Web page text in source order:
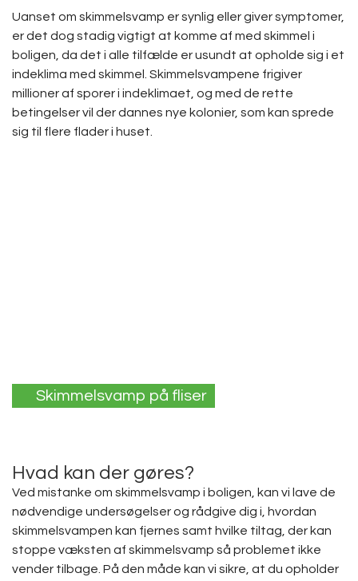
Uanset om skimmelsvamp er synlig eller giver symptomer,
er det dog stadig vigtigt at komme af med skimmel i
boligen, da det i alle tilfælde er usundt at opholde sig i et
indeklima med skimmel. Skimmelsvampene frigiver
millioner af sporer i indeklimaet, og med de rette
betingelser vil der dannes nye kolonier, som kan sprede
sig til flere flader i huset.
Skimmelsvamp på fliser
Hvad kan der gøres?
Ved mistanke om skimmelsvamp i boligen, kan vi lave de
nødvendige undersøgelser og rådgive dig i, hvordan
skimmelsvampen kan fjernes samt hvilke tiltag, der kan
stoppe væksten af skimmelsvamp så problemet ikke
vender tilbage. På den måde kan vi sikre, at du opholder